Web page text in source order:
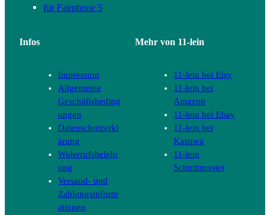
für Fairphone 5
Infos
Impressum
Allgemeine
Geschäftsbeding
ungen
Datenschutzerkl
ärung
Widerrufsbelehr
ung
Versand- und
Zahlungsinform
ationen
Mehr von 11-lein
11-lein bei Etsy
11-lein bei
Amazon
11-lein bei Ebay
11-lein bei
Kasuwa
11-lein
Schnittmuster